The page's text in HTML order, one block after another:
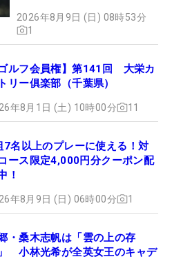
2026年8月9日 (日) 08時53分
1
ゴルフ会員権】第141回 大栄カ
リー俱楽部（千葉県）
年8月1日 (土) 10時00分 11
7名以上のプレーに使える！対
ース限定4,000円分クーポン配
！
年8月9日 (日) 06時00分 1
・桑木志帆は「雲の上の存
小林光希が全英女王のキャデ